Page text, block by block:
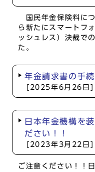
国民年金保険料に
ら新たにスマートフ
ッシュレス）決裁で
た。
年金請求書の手
[2025年6月26日]
日本年金機構を
ださい！！
[2023年3月22日]
ご注意ください！！